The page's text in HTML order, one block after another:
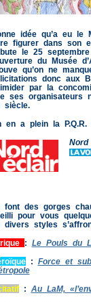
idée qu’a eu le
figurer dans son
le 25
du Musée
qu’on ne
donc aux
par la
ses organisateurs
siècle.
en a plein la P.Q.R.
font des gorges
pour vous
divers styles
: Le Pouls du
: Force et
: Au LaM,